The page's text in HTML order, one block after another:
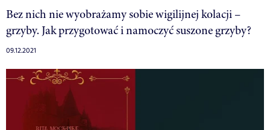
Bez nich nie wyobrażamy sobie wigilijnej kolacji –
grzyby. Jak przygotować i namoczyć suszone grzyby?
09.12.2021